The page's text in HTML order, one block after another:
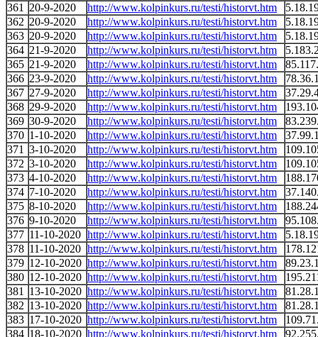
361
20-9-2020 http://www.kolpinkurs.ru/testi/historvt.htm
362 20-9-2020 http://www.kolpinkurs.ru/testi/historvt.htm
363 20-9-2020 http://www.kolpinkurs.ru/testi/historvt.htm
364 21-9-2020 http://www.kolpinkurs.ru/testi/historvt.htm
365 21-9-2020 http://www.kolpinkurs.ru/testi/historvt.htm
366 23-9-2020 http://www.kolpinkurs.ru/testi/historvt.htm
367 27-9-2020 http://www.kolpinkurs.ru/testi/historvt.htm
368 29-9-2020 http://www.kolpinkurs.ru/testi/historvt.htm
369 30-9-2020 http://www.kolpinkurs.ru/testi/historvt.htm
370 1-10-2020 http://www.kolpinkurs.ru/testi/historvt.htm
371 3-10-2020 http://www.kolpinkurs.ru/testi/historvt.htm
372 3-10-2020 http://www.kolpinkurs.ru/testi/historvt.htm
373 4-10-2020 http://www.kolpinkurs.ru/testi/historvt.htm
374 7-10-2020 http://www.kolpinkurs.ru/testi/historvt.htm
375 8-10-2020 http://www.kolpinkurs.ru/testi/historvt.htm
376 9-10-2020 http://www.kolpinkurs.ru/testi/historvt.htm
377 11-10-2020 http://www.kolpinkurs.ru/testi/historvt.htm
378 11-10-2020 http://www.kolpinkurs.ru/testi/historvt.htm
379 12-10-2020 http://www.kolpinkurs.ru/testi/historvt.htm
380 12-10-2020 http://www.kolpinkurs.ru/testi/historvt.htm
381
13-10-2020 http://www.kolpinkurs.ru/testi/historvt.htm
382 13-10-2020 http://www.kolpinkurs.ru/testi/historvt.htm
383 17-10-2020 http://www.kolpinkurs.ru/testi/historvt.htm
384 18-10-2020 http://www.kolpinkurs.ru/testi/historvt.htm